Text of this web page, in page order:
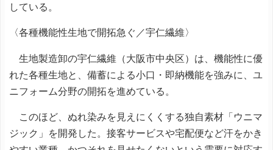
している。
〈各種機能性生地で開拓急ぐ／宇仁繊維〉
生地製造卸の宇仁繊維（大阪市中央区）は、機能性に優
れた各種生地と、備蓄による小口・即納機能を強みに、ユ
ニフォーム分野の開拓を進めている。
このほど、ぬれ染みを見えにくくする独自素材「ウニマ
ジック」を開発した。接客サービスや宅配便など汗をかき